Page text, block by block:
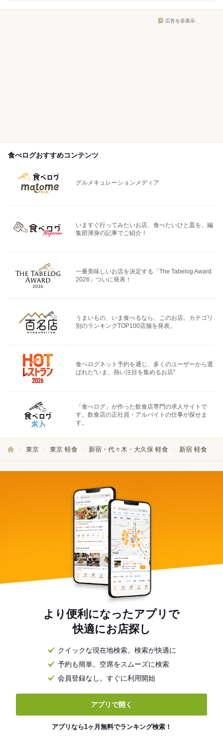
広告を非表示
食べログおすすめコンテンツ
グルメキュレーションメディア
いますぐ行ってみたいお店、食べたいひと皿を、編
集部渾身の記事でご紹介！
一番美味しいお店を決定する「The Tabelog Award
2026」ついに発表！
うまいもの、いま食べるなら、このお店。カテゴリ
別のランキングTOP100店舗を発表。
食べログネット予約を通じ、多くのユーザーから選
ばれた"いま、熱い注目を集めるお店"
「食べログ」が作った飲食店専門の求人サイトで
す。飲食店の正社員・アルバイトの仕事が探せま
す。
東京 東京 軽食 新宿・代々木・大久保 軽食 新宿 軽食
より便利になったアプリで
快適にお店探し
クイックな現在地検索。検索が快適に
予約も簡単。空席をスムーズに検索
会員登録なし。すぐに利用開始
アプリで開く
アプリなら1ヶ月無料でランキング検索！